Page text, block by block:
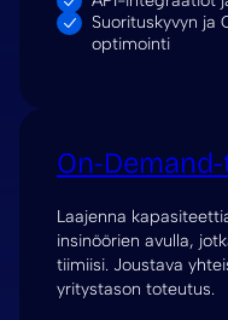
Suorituskyvyn ja
optimointi
On-
Laajenna
insinöörien avulla,
tiimiisi. Joustava
yritystason toteutus.